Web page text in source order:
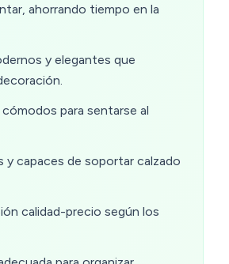
ahorrando tiempo en la
y elegantes que
para sentarse al
y capaces de soportar calzado
calidad-precio según los